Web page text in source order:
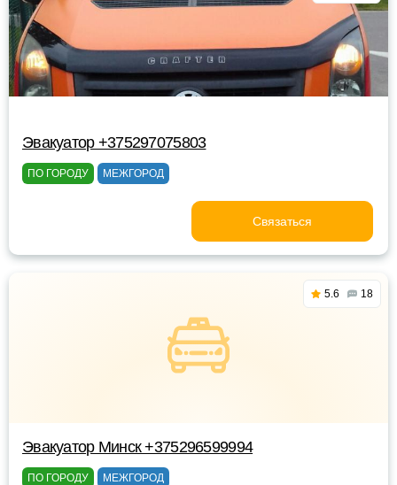
Эвакуатор +375297075803
ПО ГОРОДУ МЕЖГОРОД
Связаться
5.6 18
Эвакуатор Минск +375296599994
ПО ГОРОДУ МЕЖГОРОД